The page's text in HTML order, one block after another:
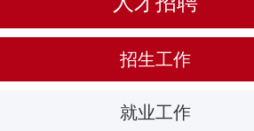
招生工作
就业工作